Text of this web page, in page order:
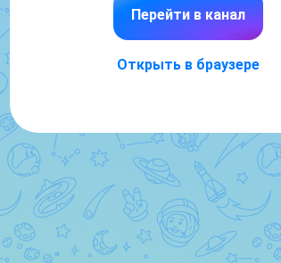
Перейти в канал
Открыть в браузере